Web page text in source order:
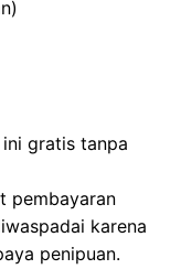
gratis tanpa
pembayaran
karena
penipuan.